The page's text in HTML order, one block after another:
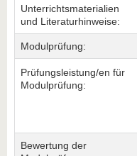
Unterrichtsmaterialien
und Literaturhinweise:
Modulprüfung:
Prüfungsleistung/en für
Modulprüfung:
Bewertung der